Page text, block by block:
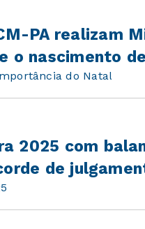
PA realizam
o nascimento
do Natal
2025 com
de